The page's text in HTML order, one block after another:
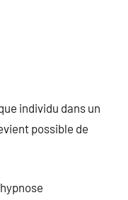
individu dans un
possible de